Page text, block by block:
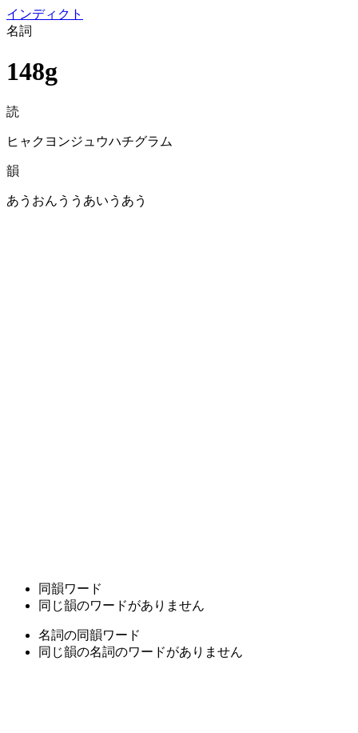
インディクト
名詞
148g
読
ヒャクヨンジュウハチグラム
韻
あうおんううあいうあう
同韻ワード
同じ韻のワードがありません
名詞の同韻ワード
同じ韻の名詞のワードがありません